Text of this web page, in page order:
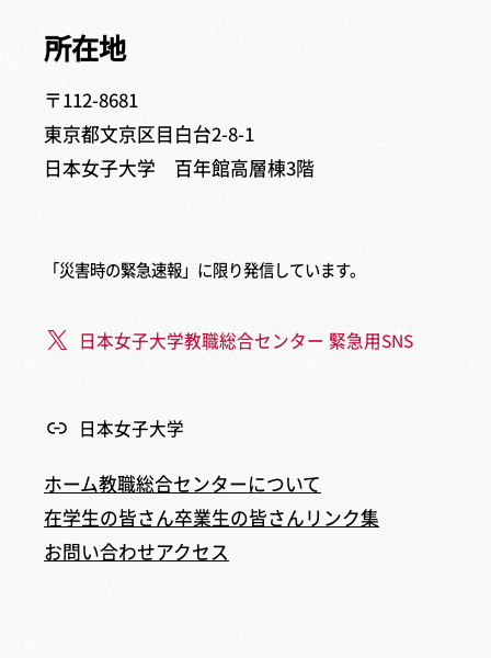
所在地
〒112-8681
東京都文京区目白台2-8-1
日本女子大学 百年館高層棟3階
「災害時の緊急速報」に限り発信しています。
日本女子大学教職総合センター 緊急用SNS
日本女子大学
ホーム教職総合センターについて
在学生の皆さん卒業生の皆さんリンク集
お問い合わせアクセス